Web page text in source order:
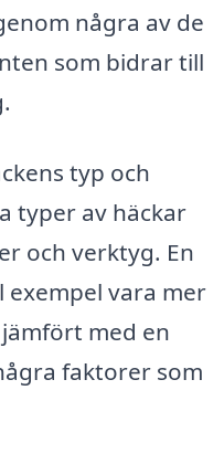
några av de
som bidrar till
typ och
typer av häckar
och verktyg. En
exempel vara mer
med en
faktorer som